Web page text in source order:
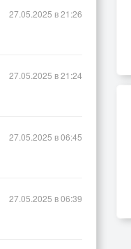
27.05.2025 в 21:26
27.05.2025 в 21:24
27.05.2025 в 06:45
27.05.2025 в 06:39